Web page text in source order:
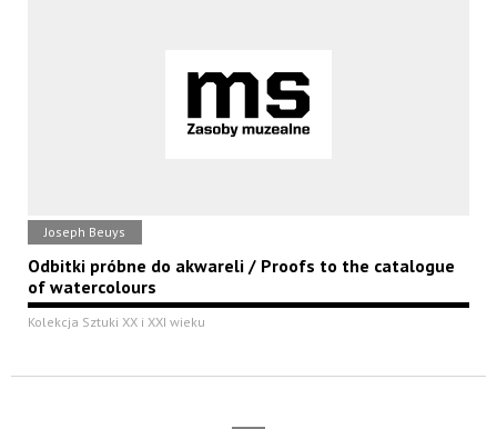
Joseph Beuys
Odbitki próbne do akwareli / Proofs to the catalogue
of watercolours
Kolekcja Sztuki XX i XXI wieku